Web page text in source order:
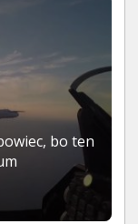
bo ten